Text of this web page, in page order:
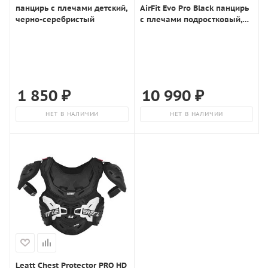
панцирь с плечами детский,
черно-серебристый
1 850 ₽
НЕТ В НАЛИЧИИ
AirFit Evo Pro Black панцирь
с плечами подростковый,
10 990 ₽
НЕТ В НАЛИЧИИ
Leatt Chest Protector PRO HD